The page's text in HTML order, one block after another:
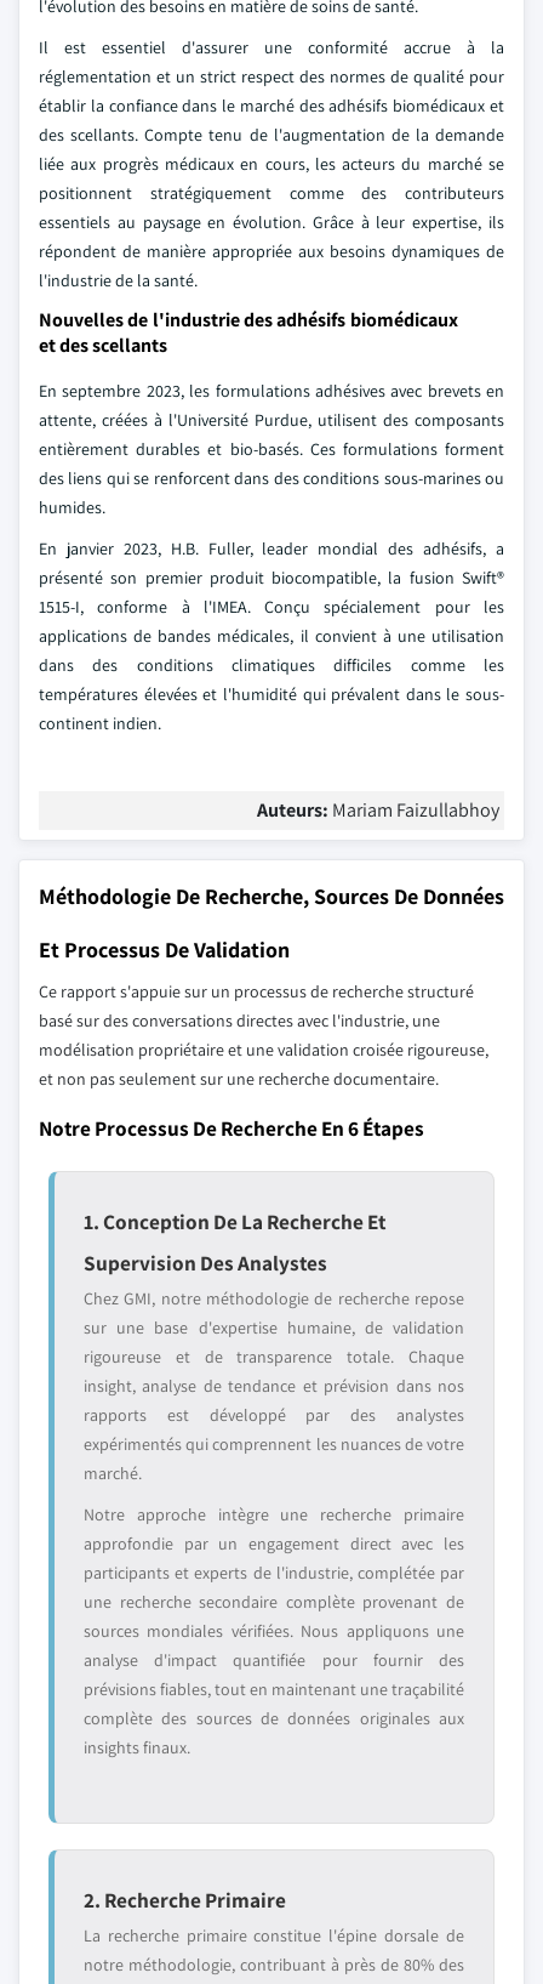
l'évolution des besoins en matière de soins de santé.
Il est essentiel d'assurer une conformité accrue à la
réglementation et un strict respect des normes de qualité pour
établir la confiance dans le marché des adhésifs biomédicaux et
des scellants. Compte tenu de l'augmentation de la demande
liée aux progrès médicaux en cours, les acteurs du marché se
positionnent stratégiquement comme des contributeurs
essentiels au paysage en évolution. Grâce à leur expertise, ils
répondent de manière appropriée aux besoins dynamiques de
l'industrie de la santé.
Nouvelles de l'industrie des adhésifs biomédicaux
et des scellants
En septembre 2023, les formulations adhésives avec brevets en
attente, créées à l'Université Purdue, utilisent des composants
entièrement durables et bio-basés. Ces formulations forment
des liens qui se renforcent dans des conditions sous-marines ou
humides.
En janvier 2023, H.B. Fuller, leader mondial des adhésifs, a
présenté son premier produit biocompatible, la fusion Swift®
1515-I, conforme à l'IMEA. Conçu spécialement pour les
applications de bandes médicales, il convient à une utilisation
dans des conditions climatiques difficiles comme les
températures élevées et l'humidité qui prévalent dans le sous-
continent indien.
Auteurs: Mariam Faizullabhoy
Méthodologie De Recherche, Sources De Données
Et Processus De Validation
Ce rapport s'appuie sur un processus de recherche structuré
basé sur des conversations directes avec l'industrie, une
modélisation propriétaire et une validation croisée rigoureuse,
et non pas seulement sur une recherche documentaire.
Notre Processus De Recherche En 6 Étapes
1. Conception De La Recherche Et
Supervision Des Analystes
Chez GMI, notre méthodologie de recherche repose
sur une base d'expertise humaine, de validation
rigoureuse et de transparence totale. Chaque
insight, analyse de tendance et prévision dans nos
rapports est développé par des analystes
expérimentés qui comprennent les nuances de votre
marché.
Notre approche intègre une recherche primaire
approfondie par un engagement direct avec les
participants et experts de l'industrie, complétée par
une recherche secondaire complète provenant de
sources mondiales vérifiées. Nous appliquons une
analyse d'impact quantifiée pour fournir des
prévisions fiables, tout en maintenant une traçabilité
complète des sources de données originales aux
insights finaux.
2. Recherche Primaire
La recherche primaire constitue l'épine dorsale de
notre méthodologie, contribuant à près de 80% des